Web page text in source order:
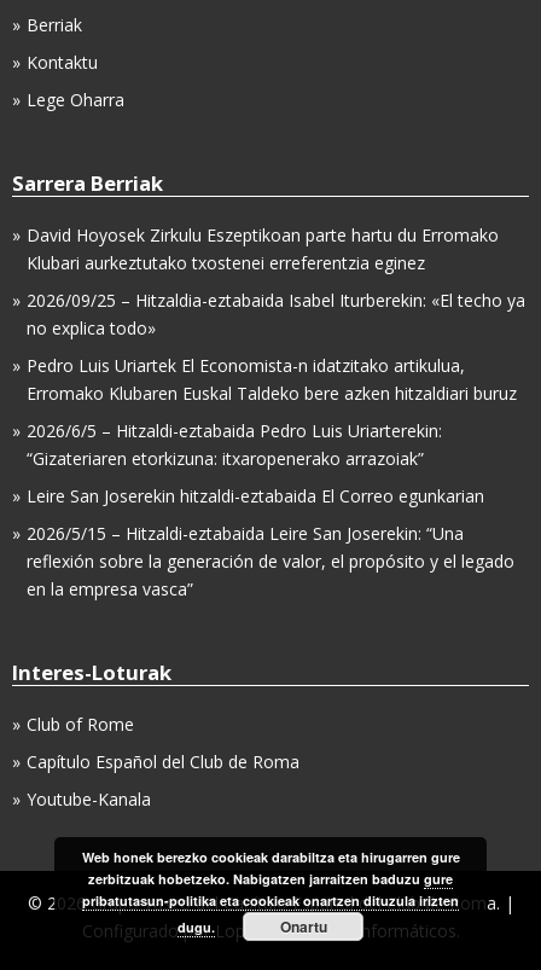
Berriak
Kontaktu
Lege Oharra
Sarrera Berriak
David Hoyosek Zirkulu Eszeptikoan parte hartu du Erromako
Klubari aurkeztutako txostenei erreferentzia eginez
2026/09/25 – Hitzaldia-eztabaida Isabel Iturberekin: «El techo ya
no explica todo»
Pedro Luis Uriartek El Economista-n idatzitako artikulua,
Erromako Klubaren Euskal Taldeko bere azken hitzaldiari buruz
2026/6/5 – Hitzaldi-eztabaida Pedro Luis Uriarterekin:
“Gizateriaren etorkizuna: itxaropenerako arrazoiak”
Leire San Joserekin hitzaldi-eztabaida El Correo egunkarian
2026/5/15 – Hitzaldi-eztabaida Leire San Joserekin: “Una
reflexión sobre la generación de valor, el propósito y el legado
en la empresa vasca”
Interes-Loturak
Club of Rome
Capítulo Español del Club de Roma
Youtube-Kanala
© 2026 Grupo Vasco del Capítulo Español del Club de Roma. |
Configurado porLopCor, Servicios Informáticos.
Web honek berezko cookieak darabiltza eta hirugarren gure
zerbitzuak hobetzeko. Nabigatzen jarraitzen baduzu gure
pribatutasun-politika eta cookieak onartzen dituzula irizten
dugu.
Onartu